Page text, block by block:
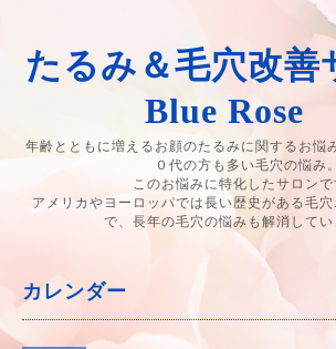
たるみ＆毛穴改
Blue Rose
年齢とともに増えるお顔のたるみに関するお悩
０代の方も多い毛穴の悩み。
このお悩みに特化したサロンで
アメリカやヨーロッパでは長い歴史がある毛
で、長年の毛穴の悩みも解消してい
カレンダー